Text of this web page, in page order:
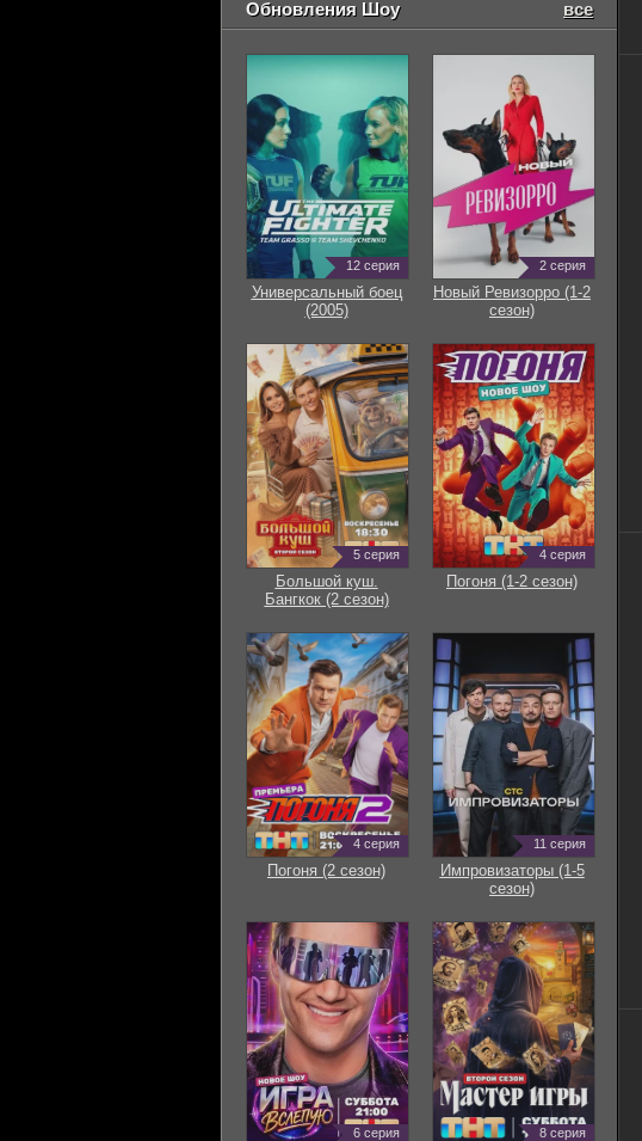
Обновления Шоу все
12 серия
Универсальный боец
(2005)
2 серия
Новый Ревизорро (1-2
сезон)
5 серия
Большой куш.
Бангкок (2 сезон)
4 серия
Погоня (1-2 сезон)
4 серия
Погоня (2 сезон)
11 серия
Импровизаторы (1-5
сезон)
6 серия 8 серия